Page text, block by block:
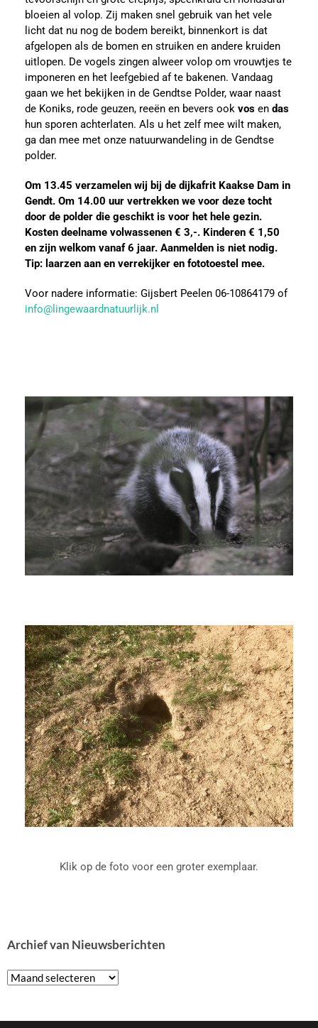
bloeien al volop. Zij maken snel gebruik van het vele
licht dat nu nog de bodem bereikt, binnenkort is dat
afgelopen als de bomen en struiken en andere kruiden
uitlopen. De vogels zingen alweer volop om vrouwtjes te
imponeren en het leefgebied af te bakenen. Vandaag
gaan we het bekijken in de Gendtse Polder, waar naast
de Koniks, rode geuzen, reeën en bevers ook vos en das
hun sporen achterlaten. Als u het zelf mee wilt maken,
ga dan mee met onze natuurwandeling in de Gendtse
polder.
Om 13.45 verzamelen wij bij de dijkafrit Kaakse Dam in
Gendt. Om 14.00 uur vertrekken we voor deze tocht
door de polder die geschikt is voor het hele gezin.
Kosten deelname volwassenen € 3,-. Kinderen € 1,50
en zijn welkom vanaf 6 jaar. Aanmelden is niet nodig.
Tip: laarzen aan en verrekijker en fototoestel mee.
Voor nadere informatie: Gijsbert Peelen 06-10864179 of
info@lingewaardnatuurlijk.nl
Klik op de foto voor een groter exemplaar.
Archief van Nieuwsberichten